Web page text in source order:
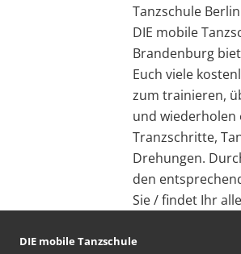
Tanzschule
DIE mobile
Brandenburg
Euch viele
zum trainieren,
und wiederholen
Tranzschritte,
Drehungen.
den
Sie / findet Ihr
DIE mobile Tanzschule